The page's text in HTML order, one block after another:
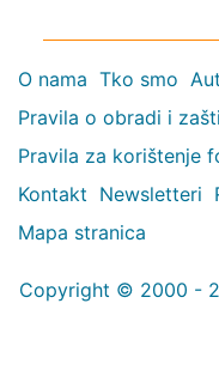
O nama Tko smo
Pravila o obradi i
Pravila za korištenje
Kontakt Newsletteri
Mapa stranica
Copyright © 2000 -